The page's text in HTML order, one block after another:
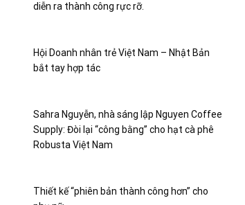
diễn ra thành công rực rỡ.
Hội Doanh nhân trẻ Việt Nam – Nhật Bản
bắt tay hợp tác
Sahra Nguyễn, nhà sáng lập Nguyen Coffee
Supply: Đòi lại “công bằng” cho hạt cà phê
Robusta Việt Nam
Thiết kế “phiên bản thành công hơn” cho